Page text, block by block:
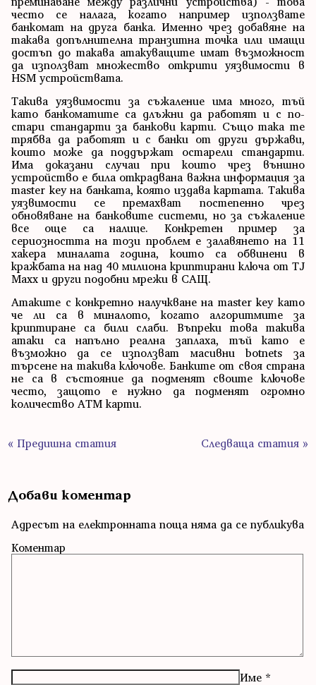
често се налага, когато например използвате
банкомат на друга банка. Именно чрез добавяне на
такава допълнителна транзитна точка или имащи
достъп до такава атакуващите имат възможност
да използват множество открити уязвимости в
HSM устройствата.
Такива уязвимости за съжаление има много, тъй
като банкоматите са длъжни да работят и с по-
стари стандарти за банкови карти. Също така те
трябва да работят и с банки от други държави,
които може да поддържат остарели стандарти.
Има доказани случаи при които чрез външно
устройство е била открадвана важна информация за
master key на банката, която издава картата. Такива
уязвимости се премахват постепенно чрез
обновяване на банковите системи, но за съжаление
все още са налице. Конкретен пример за
сериозността на този проблем е залавянето на 11
хакера миналата година, които са обвинени в
кражбата на над 40 милиона криптирани ключа от TJ
Maxx и други подобни мрежи в САЩ.
Атаките с конкретно налучкване на master key като
че ли са в миналото, когато алгоритмите за
криптиране са били слаби. Въпреки това такива
атаки са напълно реална заплаха, тъй като е
възможно да се използват масивни botnets за
търсене на такива ключове. Банките от своя страна
не са в състояние да подменят своите ключове
често, защото е нужно да подменят огромно
количество ATM карти.
« Предишна статия Следваща статия »
Добави коментар
Адресът на електронната поща няма да се публикува
Коментар
Име *